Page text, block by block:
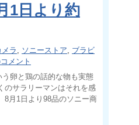
1日より約
メラ ソニーストア
ブラビ
メント
卵と鶏の話的な物も実態
のサラリーマンはそれを感
8月1日より98品のソニー商